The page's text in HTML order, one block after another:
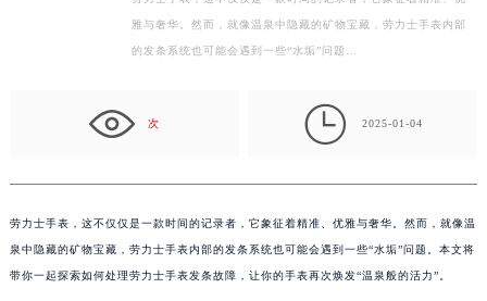
雅与奢华。然而，就像温泉中隐藏的矿物宝藏，劳力士手表内部
的发条系统也可能会遇到一些“水垢”问题…
次  2025-01-04
劳力士手表，这不仅仅是一款时间的记录者，它象征着精准、优雅与奢华。然而，就像温
泉中隐藏的矿物宝藏，劳力士手表内部的发条系统也可能会遇到一些“水垢”问题。本文将
带你一起探索如何处理劳力士手表发条故障，让你的手表再次焕发“温泉般的活力”。